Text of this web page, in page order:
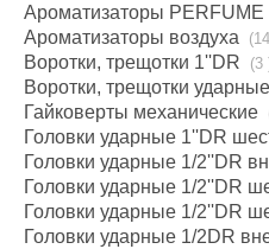
Ароматизаторы PERFUME
Ароматизаторы воздуха
Воротки, трещотки 1''DR (3
Воротки, трещотки
Гайковерты механические
Головки ударные 1''DR
Головки ударные 1/2''DR
Головки ударные 1/2''DR
Головки ударные 1/2''DR
Головки ударные 1/2DR